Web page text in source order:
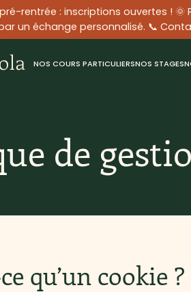
rentrée : inscriptions ouvertes !
un échange personnalisé. 📞
NOS COURS PARTICULIERSNOS STAGES
de
qu’un cookie ?